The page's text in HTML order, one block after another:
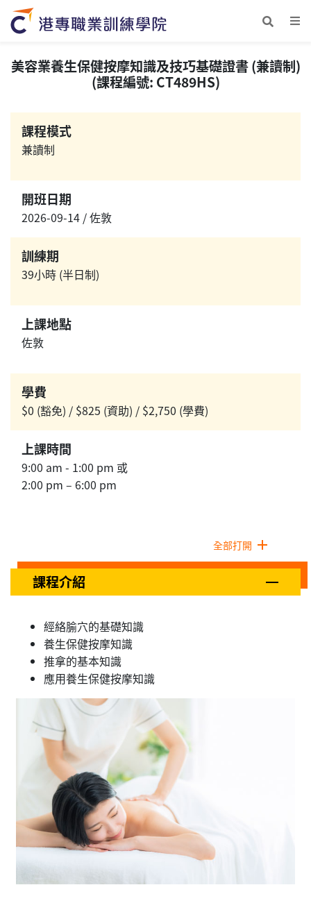
美容業養生保健按摩知識及技巧基礎證書 (兼讀制)
(課程編號: CT489HS)
課程模式
兼讀制
開班日期
2026-09-14 / 佐敦
訓練期
39小時 (半日制)
上課地點
佐敦
學費
$0 (豁免) / $825 (資助) / $2,750 (學費)
上課時間
9:00 am - 1:00 pm 或
2:00 pm – 6:00 pm
全部打開
課程介紹
經絡腧穴的基礎知識
養生保健按摩知識
推拿的基本知識
應用養生保健按摩知識